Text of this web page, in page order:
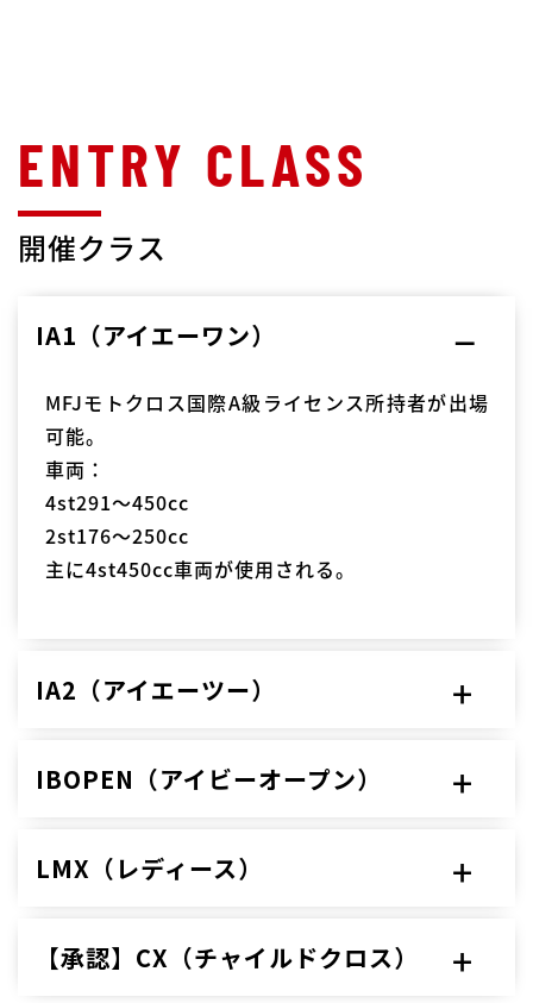
開催クラス
IA1（アイエーワン）
MFJモトクロス国際A級ライセンス所持者が出場
可能。
車両：
4st291～450cc
2st176～250cc
主に4st450cc車両が使用される。
IA2（アイエーツー）
IBOPEN（アイビーオープン）
LMX（レディース）
【承認】CX（チャイルドクロス）